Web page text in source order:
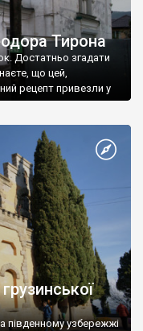
Тирона
Достатньо згадати
що цей,
рецепт привезли у
південному узбережжі